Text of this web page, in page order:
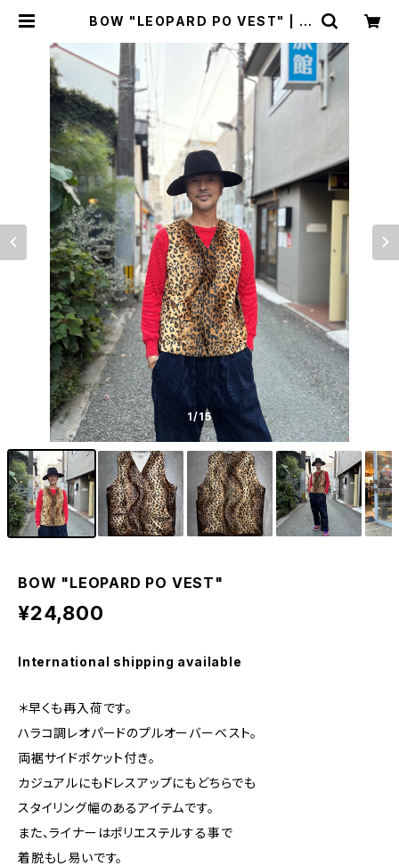
BOW "LEOPARD PO VEST" | B
1/15
BOW "LEOPARD PO VEST"
¥24,800
International shipping available
＊早くも再入荷です。
ハラコ調レオパードのプルオーバーベスト。
両裾サイドポケット付き。
カジュアルにもドレスアップにもどちらでも
スタイリング幅のあるアイテムです。
また、ライナーはポリエステルする事で
着脱もし易いです。